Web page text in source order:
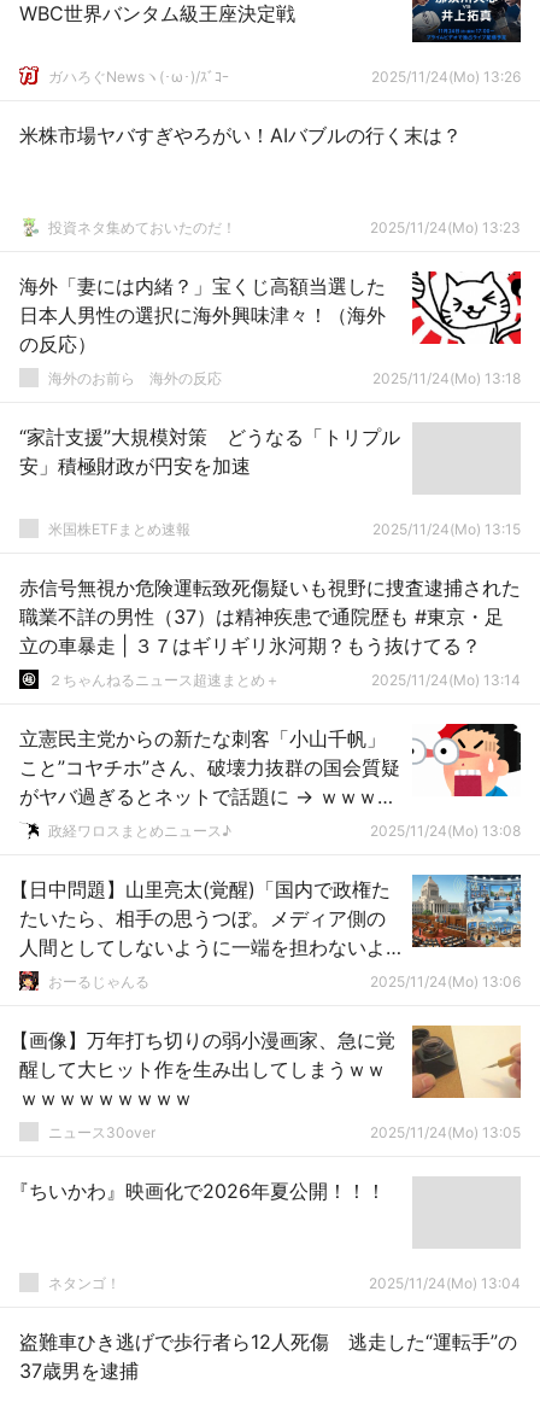
WBC世界バンタム級王座決定戦
ガハろぐNewsヽ(･ω･)/ｽﾞｺｰ 2025/11/24(Mo) 13:26
米株市場ヤバすぎやろがい！AIバブルの行く末は？
投資ネタ集めておいたのだ！ 2025/11/24(Mo) 13:23
海外「妻には内緒？」宝くじ高額当選した
日本人男性の選択に海外興味津々！（海外
の反応）
海外のお前ら 海外の反応 2025/11/24(Mo) 13:18
“家計支援”大規模対策 どうなる「トリプル
安」積極財政が円安を加速
米国株ETFまとめ速報 2025/11/24(Mo) 13:15
赤信号無視か危険運転致死傷疑いも視野に捜査逮捕された
職業不詳の男性（37）は精神疾患で通院歴も #東京・足
立の車暴走 | ３７はギリギリ氷河期？もう抜けてる？
２ちゃんねるニュース超速まとめ＋ 2025/11/24(Mo) 13:14
立憲民主党からの新たな刺客「小山千帆」
こと”コヤチホ”さん、破壊力抜群の国会質疑
がヤバ過ぎるとネットで話題に → ｗｗｗｗ
ｗｗｗｗｗｗｗｗｗｗｗｗｗｗｗｗｗ
政経ワロスまとめニュース♪ 2025/11/24(Mo) 13:08
【日中問題】山里亮太(覚醒)「国内で政権た
たいたら、相手の思うつぼ。メディア側の
人間としてしないように一端を担わないよ
うにしたいと思います」
おーるじゃんる 2025/11/24(Mo) 13:06
【画像】万年打ち切りの弱小漫画家、急に覚
醒して大ヒット作を生み出してしまうｗｗ
ｗｗｗｗｗｗｗｗｗ
ニュース30over 2025/11/24(Mo) 13:05
『ちいかわ』映画化で2026年夏公開！！！
ネタンゴ！ 2025/11/24(Mo) 13:04
盗難車ひき逃げで歩行者ら12人死傷 逃走した“運転手”の
37歳男を逮捕